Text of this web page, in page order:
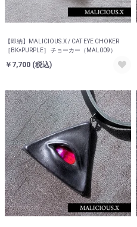
【即納】MALICIOUS.X / CAT EYE CHOKER
［BK×PURPLE］ チョーカー（MAL009）
￥7,700 (税込)